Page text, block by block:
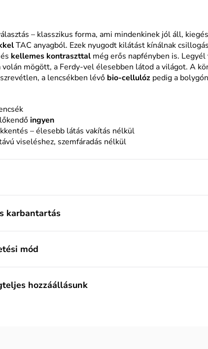
– klasszikus forma, ami mindenkinek jól áll,
TAC anyagból. Ezek nyugodt kilátást kínálnak
kellemes kontraszttal még erős napfényben is. Legyél
volán mögött, a Ferdy-vel élesebben látod a világot. A
a lencsékben lévő bio-cellulóz pedig a
ingyen
– élesebb látás vakítás nélkül
viseléshez, szemfáradás nélkül
karbantartás
mód
hozzáállásunk